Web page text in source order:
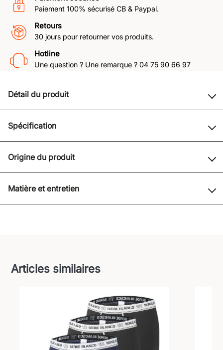
Paiement 100% sécurisé CB & Paypal.
Retours
30 jours pour retourner vos produits.
Hotline
Une question ? Une remarque ? 04 75 90 66 97
Détail du produit
Spécification
Origine du produit
Matière et entretien
Articles similaires